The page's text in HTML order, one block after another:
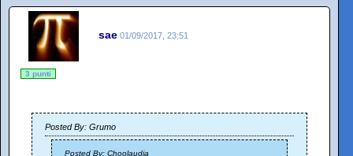
sae 01/09/2017, 23:51
3 punti
Posted By: Grumo
Posted By: Choolaudia